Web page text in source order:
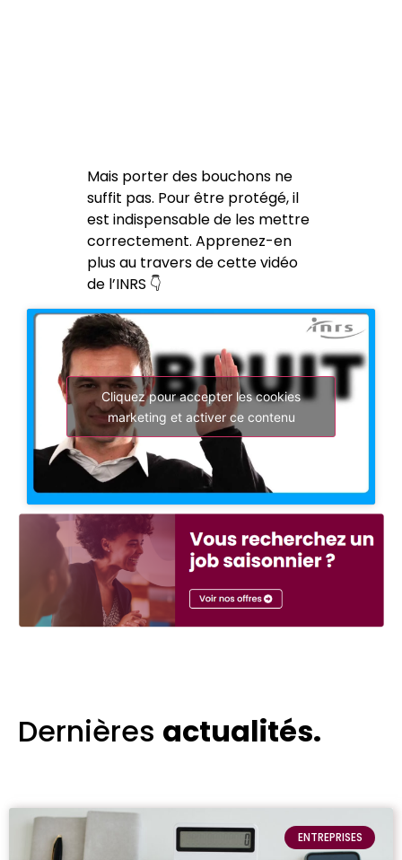
Mais porter des bouchons ne
suffit pas. Pour être protégé, il
est indispensable de les mettre
correctement. Apprenez-en
plus au travers de cette vidéo
de l’INRS 👇
Cliquez pour accepter les cookies
marketing et activer ce contenu
Dernières actualités.
ENTREPRISES